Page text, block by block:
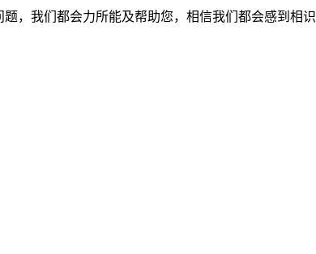
，我们都会力所能及帮助您，相信我们都会感到相